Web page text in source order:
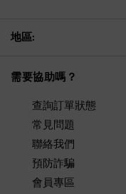
地區:
需要協助嗎？
查詢訂單狀態
常見問題
聯絡我們
預防詐騙
會員專區